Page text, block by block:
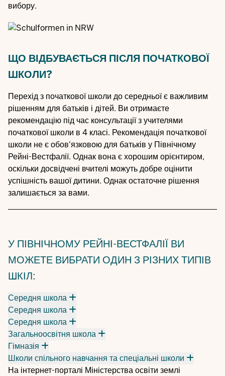
вибору.
ЩО ВІДБУВАЄТЬСЯ ПІСЛЯ ПОЧАТКОВОЇ
ШКОЛИ?
Перехід з початкової школи до середньої є важливим
рішенням для батьків і дітей. Ви отримаєте
рекомендацію під час консультації з учителями
початкової школи в 4 класі. Рекомендація початкової
школи не є обов'язковою для батьків у Північному
Рейні-Вестфалії. Однак вона є хорошим орієнтиром,
оскільки досвідчені вчителі можуть добре оцінити
успішність вашої дитини. Однак остаточне рішення
залишається за вами.
У ПІВНІЧНОМУ РЕЙНІ-ВЕСТФАЛІЇ ВИ
МОЖЕТЕ ВИБРАТИ ОДИН З РІЗНИХ ТИПІВ
ШКІЛ:
Середня школа
Середня школа
Середня школа
Загальноосвітня школа
Гімназія
Школи спільного навчання та спеціальні школи
На інтернет-порталі Міністерства освіти землі